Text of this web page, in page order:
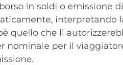
in soldi o emissione
interpretando
quello che li
nominale per il